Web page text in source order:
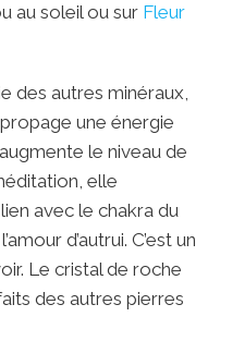
au soleil ou sur Fleur
des autres minéraux,
une énergie
le niveau de
elle
avec le chakra du
d’autrui. C’est un
Le cristal de roche
des autres pierres